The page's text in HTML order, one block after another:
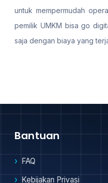
untuk mempermudah
pemilik UMKM bisa go
saja dengan biaya yang
Bantuan
FAQ
Kebijakan Privasi